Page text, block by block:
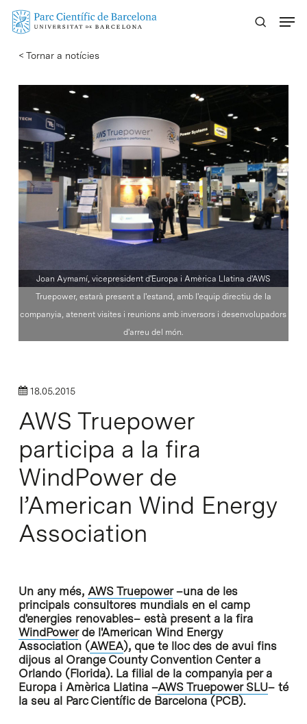
Skip
content
< Tornar a notícies
Joan Aymamí, vicepresident d'Europa i Amèrica Llatina d'AWS
Truepower, estarà present a l'estand, amb l'equip directiu de la
companyia, atenent visites i reunions amb inversors i desenvolupadors
d'arreu del món.
18.05.2015
AWS Truepower
participa a la fira
WindPower de
l’American Wind Energy
Association
Un any més, AWS Truepower–una de les
principals consultores mundials en el camp
d'energies renovables– està present a la fira
WindPowerde l'American Wind Energy
Association (AWEA), que te lloc des de avui fins
dijous al Orange County Convention Center a
Orlando (Florida). La filial de la companyia per a
Europa i Amèrica Llatina –AWS Truepower SLU– té
la seu al Parc Científic de Barcelona (PCB).